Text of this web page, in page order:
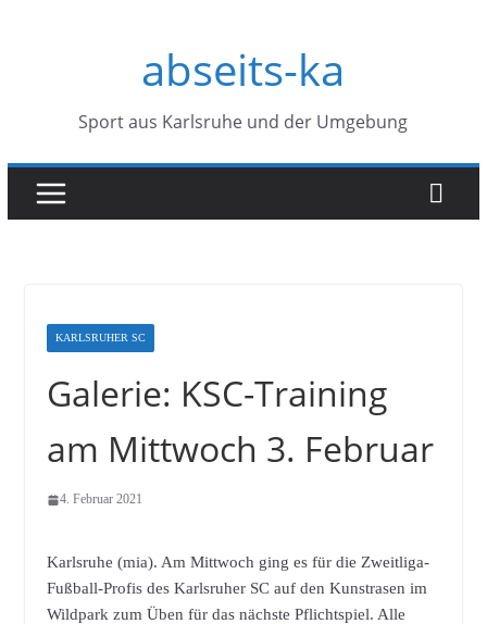
abseits-ka
Sport aus Karlsruhe und der Umgebung
KARLSRUHER SC
Galerie: KSC-Training
am Mittwoch 3. Februar
4. Februar 2021
Karlsruhe (mia). Am Mittwoch ging es für die Zweitliga-
Fußball-Profis des Karlsruher SC auf den Kunstrasen im
Wildpark zum Üben für das nächste Pflichtspiel. Alle